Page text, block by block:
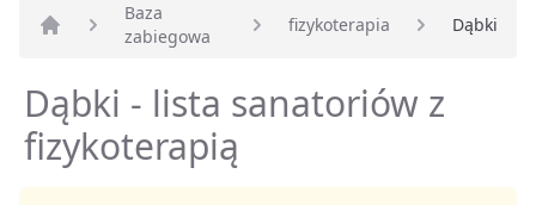
Strona główna
Baza
zabiegowa
fizykoterapia Dąbki
Dąbki - lista sanatoriów z
fizykoterapią